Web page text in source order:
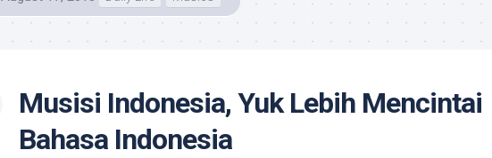
Musisi Indonesia, Yuk Lebih Mencintai
Bahasa Indonesia